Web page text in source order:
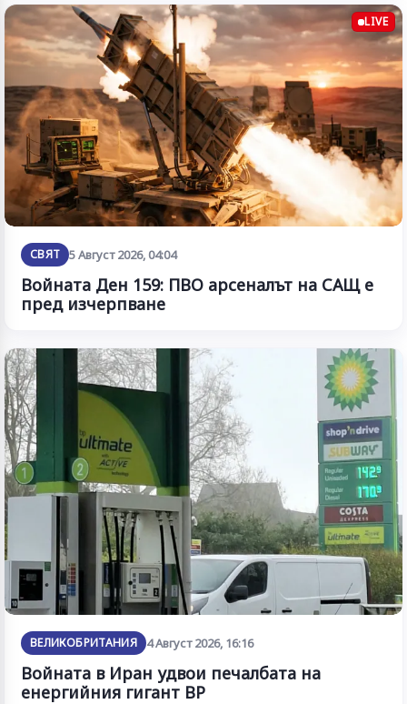
LIVE
СВЯТ 5 Август 2026, 04:04
Войната Ден 159: ПВО арсеналът на САЩ е
пред изчерпване
ВЕЛИКОБРИТАНИЯ 4 Август 2026, 16:16
Войната в Иран удвои печалбата на
енергийния гигант BP